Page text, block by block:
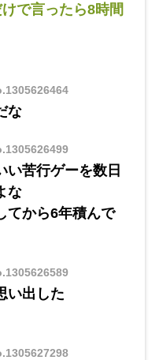
で言ったら8時間
な
い苦行ゲーを数日
な
てから6年積んで
い出した